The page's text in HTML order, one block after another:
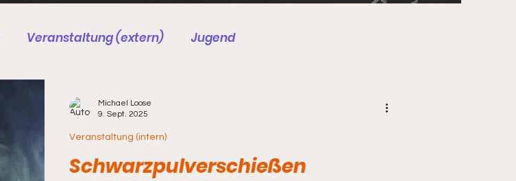
Veranstaltung (extern) Jugend
Schwarzpulverschießen
Veranstaltung (intern)
Michael Loose
9. Sept. 2025